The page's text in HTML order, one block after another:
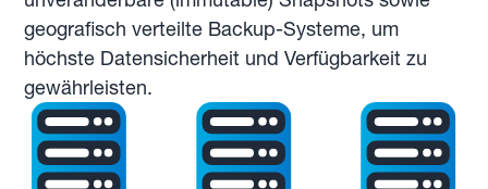
geografisch verteilte Backup-Systeme, um
höchste Datensicherheit und Verfügbarkeit zu
gewährleisten.